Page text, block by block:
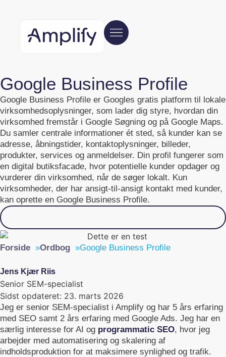
Google Business Profile
Google Business Profile er Googles gratis platform til lokale
virksomhedsoplysninger, som lader dig styre, hvordan din
virksomhed fremstår i Google Søgning og på Google Maps.
Du samler centrale informationer ét sted, så kunder kan se
adresse, åbningstider, kontaktoplysninger, billeder,
produkter, services og anmeldelser. Din profil fungerer som
en digital butiksfacade, hvor potentielle kunder opdager og
vurderer din virksomhed, når de søger lokalt. Kun
virksomheder, der har ansigt-til-ansigt kontakt med kunder,
kan oprette en Google Business Profile.
Forside »Ordbog »Google Business Profile
Jens Kjær Riis
Senior SEM-specialist
Sidst opdateret: 23. marts 2026
Jeg er senior SEM-specialist i Amplify og har 5 års erfaring
med SEO samt 2 års erfaring med Google Ads. Jeg har en
særlig interesse for AI og programmatic SEO, hvor jeg
arbejder med automatisering og skalering af
indholdsproduktion for at maksimere synlighed og trafik.